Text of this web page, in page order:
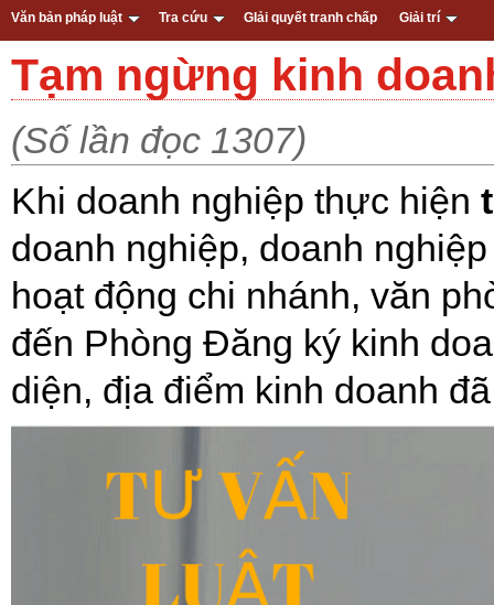
Văn bản pháp luật Tra cứu GIải quyết tranh chấp Giải trí
Tạm ngừng kinh
(Số lần đọc 1307)
Khi doanh nghiệp thực hiện
doanh nghiệp, doanh
hoạt động chi nhánh, văn
đến Phòng Đăng ký kinh
diện, địa điểm kinh doanh